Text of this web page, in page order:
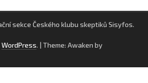
sekce Českého klubu skeptiků Sisyfos.
WordPress. | Theme: Awaken by